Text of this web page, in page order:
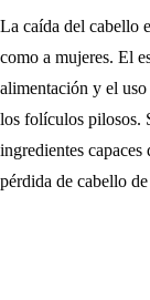
La caída del cabello
como a mujeres. El
alimentación y el
los folículos pilosos.
ingredientes
pérdida de cabello